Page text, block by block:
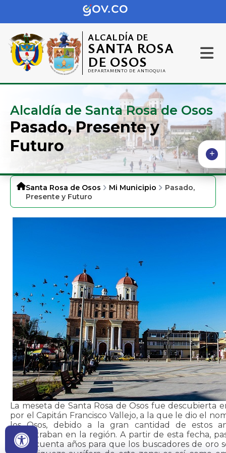
ALCALDÍA DE
SANTA ROSA
DE OSOS
DEPARTAMENTO DE ANTIOQUIA
Alcaldía de Santa Rosa de Osos
Pasado, Presente y
Futuro
Santa Rosa de Osos Mi Municipio
Pasado,
Presente y Futuro
La meseta de Santa Rosa de Osos fue descubierta
por el Capitán Francisco Vallejo, a la que le dio el
los Osos, debido a la gran cantidad de estos
encontraban en la región. A partir de esta fecha,
de cincuenta años para que los buscadores de oro